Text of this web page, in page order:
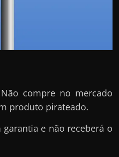
Não compre no mercado
produto pirateado.
garantia e não receberá o